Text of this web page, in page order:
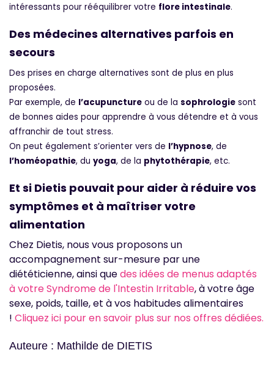
intéressants pour rééquilibrer votre flore intestinale.
Des médecines alternatives parfois en
secours
Des prises en charge alternatives sont de plus en plus
proposées.
Par exemple, de l’acupuncture ou de la sophrologie sont
de bonnes aides pour apprendre à vous détendre et à vous
affranchir de tout stress.
On peut également s’orienter vers de l’hypnose, de
l’homéopathie, du yoga, de la phytothérapie, etc.
Et si Dietis pouvait pour aider à réduire vos
symptômes et à maîtriser votre
alimentation
Chez Dietis, nous vous proposons un
accompagnement sur-mesure par une
diététicienne, ainsi quedes idées de menus adaptés
à votre Syndrome de l'Intestin Irritable, à votre âge
sexe, poids, taille, et à vos habitudes alimentaires
! Cliquez ici pour en savoir plus sur nos offres dédiées.
Auteure : Mathilde de DIETIS